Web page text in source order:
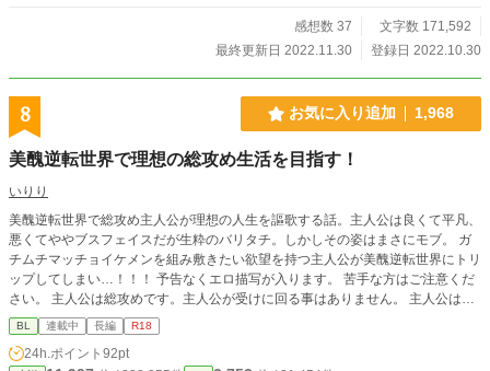
感想数 37
文字数 171,592
最終更新日 2022.11.30
登録日 2022.10.30
8 お気に入り追加 1,968
美醜逆転世界で理想の総攻め生活を目指す！
いりり
美醜逆転世界で総攻め主人公が理想の人生を謳歌する話。主人公は良くて平凡、
悪くてややブスフェイスだが生粋のバリタチ。しかしその姿はまさにモブ。 ガ
チムチマッチョイケメンを組み敷きたい欲望を持つ主人公が美醜逆転世界にトリ
ップしてしまい…！！！ 予告なくエロ描写が入ります。 苦手な方はご注意くだ
さい。 主人公は総攻めです。主人公が受けに回る事はありません。 主人公はガ
チムチイケメンに弱く、隙あらば抱いていく性格です。 最初のプロローグに主
人公×モブ描写あります。 性描写がある話には※を付けています。
BL 連載中 長編 R18
24h.ポイント 92pt